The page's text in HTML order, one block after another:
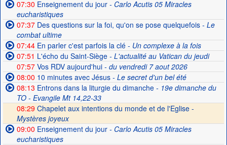
07:30 Enseignement du jour- Carlo Acutis 05 Miracles
eucharistiques
07:37Des questions sur la foi, qu'on se pose quelquefois- Le
combat ultime
07:44En parler c'est parfois la clé- Un complexe à la fois
07:51 L'écho du Saint-Siège- L'actualité au Vatican du jeudi
07:57Vos RDV aujourd'hui- du vendredi 7 aout 2026
08:00 10 minutes avec Jésus- Le secret d'un bel été
08:13 Entrons dans la liturgie du dimanche- 19e dimanche du
TO - Evangile Mt 14,22-33
08:29 Chapelet aux intentions du monde et de l'Eglise -
Mystères joyeux
09:00 Enseignement du jour- Carlo Acutis 05 Miracles
eucharistiques